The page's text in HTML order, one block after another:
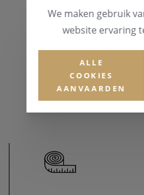
Saffierglas
HORLOGEBAND
Leder kalfs
KLEUR BAND
Zwart
We maken gebruik
website ervaring
ALLE
COOKIES
AANVAARDEN